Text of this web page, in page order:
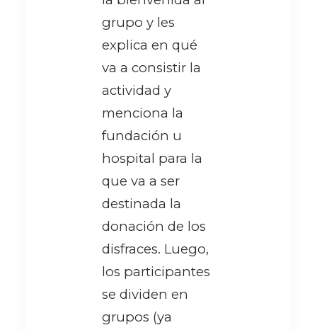
grupo y les
explica en qué
va a consistir la
actividad y
menciona la
fundación u
hospital para la
que va a ser
destinada la
donación de los
disfraces. Luego,
los participantes
se dividen en
grupos (ya